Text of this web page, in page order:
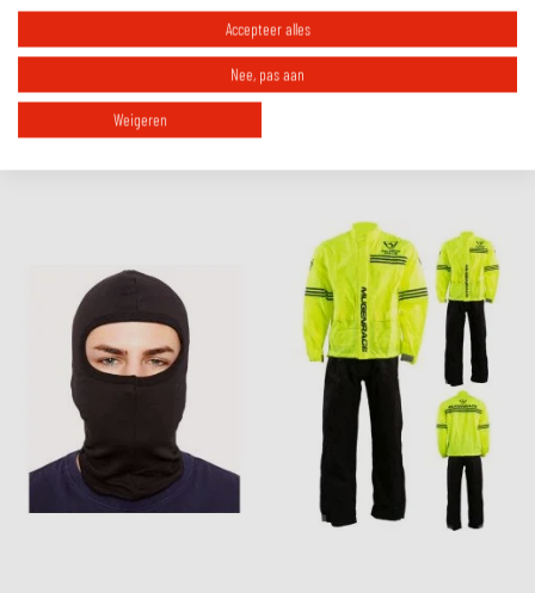
Accepteer alles
Nee, pas aan
Weigeren